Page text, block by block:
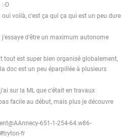
D
voilà, c'est ça qui ça qui est un peu dure
d'être un maximum autonome
tout est super bien organisé globalement,
doc est un peu éparpillée à plusieurs
sur la ML que c'était en travaux
facile au début, mais plus je découvre
651-1-254-64.w86-
fr